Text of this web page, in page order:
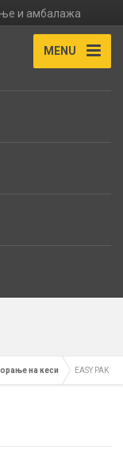
и амбалажа
MENU
на кеси EASY PAK